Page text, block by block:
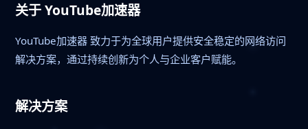
关于 YouTube加速器
YouTube加速器 致力于为全球用户提供安全稳定的网络访问
解决方案，通过持续创新为个人与企业客户赋能。
解决方案